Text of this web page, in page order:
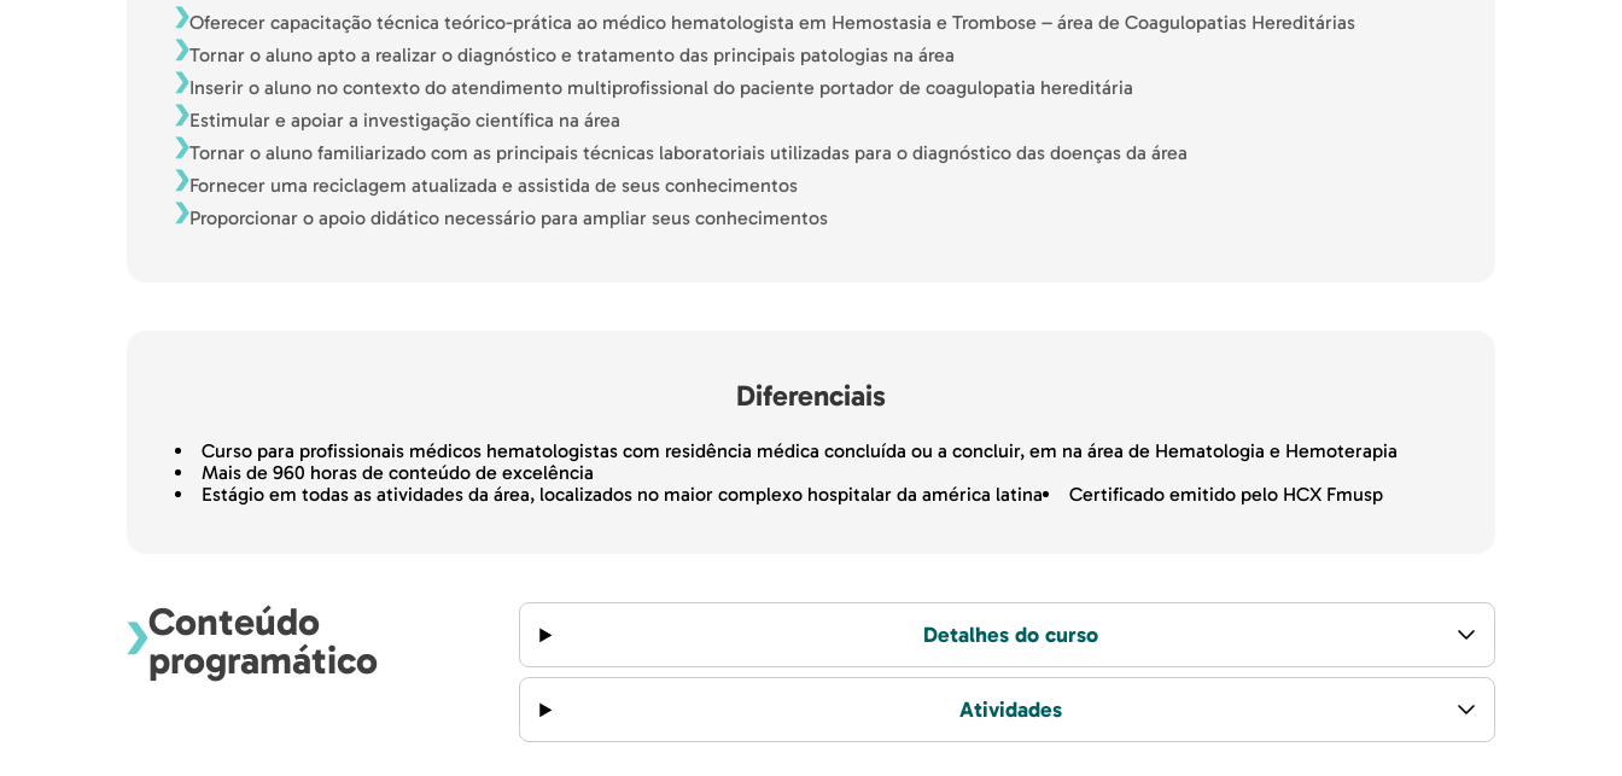
Oferecer capacitação técnica teórico-prática ao médico hematologista em Hemostasia e Trombose – área de Coagulopatias Hereditárias
Tornar o aluno apto a realizar o diagnóstico e tratamento das principais patologias na área
Inserir o aluno no contexto do atendimento multiprofissional do paciente portador de coagulopatia hereditária
Estimular e apoiar a investigação científica na área
Tornar o aluno familiarizado com as principais técnicas laboratoriais utilizadas para o diagnóstico das doenças da área
Fornecer uma reciclagem atualizada e assistida de seus conhecimentos
Proporcionar o apoio didático necessário para ampliar seus conhecimentos
Diferenciais
Curso para profissionais médicos hematologistas com residência médica concluída ou a concluir, em na área de Hematologia e Hemoterapia
Mais de 960 horas de conteúdo de excelência
Estágio em todas as atividades da área, localizados no maior complexo hospitalar da américa latina
Certificado emitido pelo HCX Fmusp
Conteúdo
programático
Detalhes do curso
Atividades